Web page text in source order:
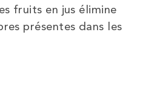
fruits en jus élimine
présentes dans les